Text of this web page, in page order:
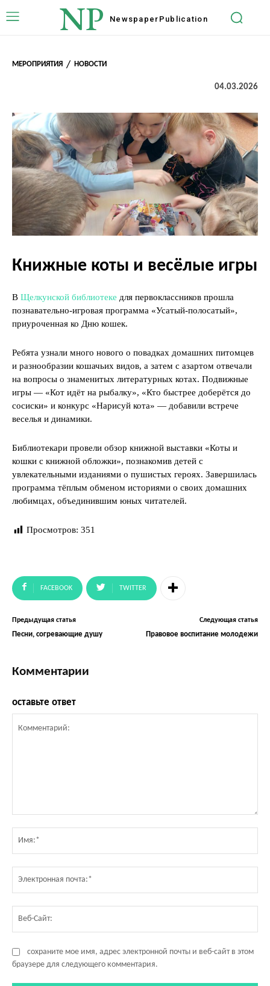
NP Newspaper Publication
МЕРОПРИЯТИЯ НОВОСТИ
04.03.2026
Книжные коты и весёлые игры
В Щелкунской библиотеке для первоклассников прошла
познавательно-игровая программа «Усатый-полосатый»,
приуроченная ко Дню кошек.
Ребята узнали много нового о повадках домашних питомцев
и разнообразии кошачьих видов, а затем с азартом отвечали
на вопросы о знаменитых литературных котах. Подвижные
игры — «Кот идёт на рыбалку», «Кто быстрее доберётся до
сосиски» и конкурс «Нарисуй кота» — добавили встрече
веселья и динамики.
Библиотекари провели обзор книжной выставки «Коты и
кошки с книжной обложки», познакомив детей с
увлекательными изданиями о пушистых героях. Завершилась
программа тёплым обменом историями о своих домашних
любимцах, объединившим юных читателей.
Просмотров: 351
FACEBOOK TWITTER
Предыдущая статья
Песни, согревающие душу
Следующая статья
Правовое воспитание молодежи
Комментарии
оставьте ответ
сохраните мое имя, адрес электронной почты и веб-сайт в этом
браузере для следующего комментария.